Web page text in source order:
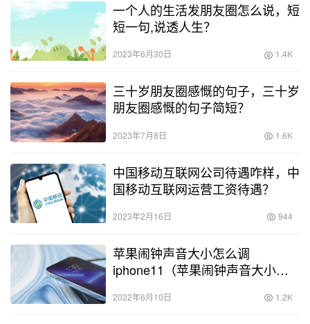
一个人的生活发朋友圈怎么说，短
短一句,说透人生？
2023年6月30日 1.4K
三十岁朋友圈感慨的句子，三十岁
朋友圈感慨的句子简短？
2023年7月8日 1.6K
中国移动互联网公司待遇咋样，中
国移动互联网运营工资待遇？
2023年2月16日 944
苹果闹钟声音大小怎么调
iphone11（苹果闹钟声音大小怎
2022年6月10日 1.2K